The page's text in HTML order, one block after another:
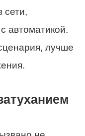
сети,
автоматикой.
лучше